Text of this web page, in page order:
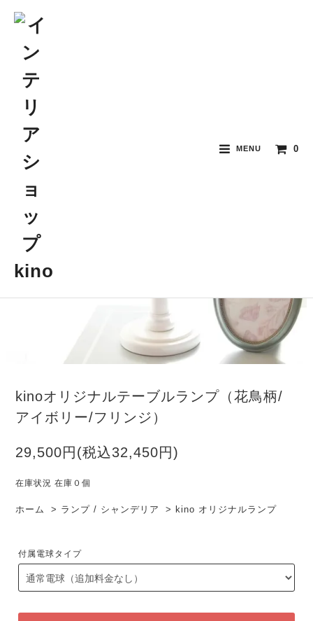
MENU 0
kinoオリジナルテーブルランプ（花鳥柄/
アイボリー/フリンジ）
29,500円(税込32,450円)
在庫状況 在庫０個
ホーム > ランプ / シャンデリア > kino オリジナルランプ
付属電球タイプ